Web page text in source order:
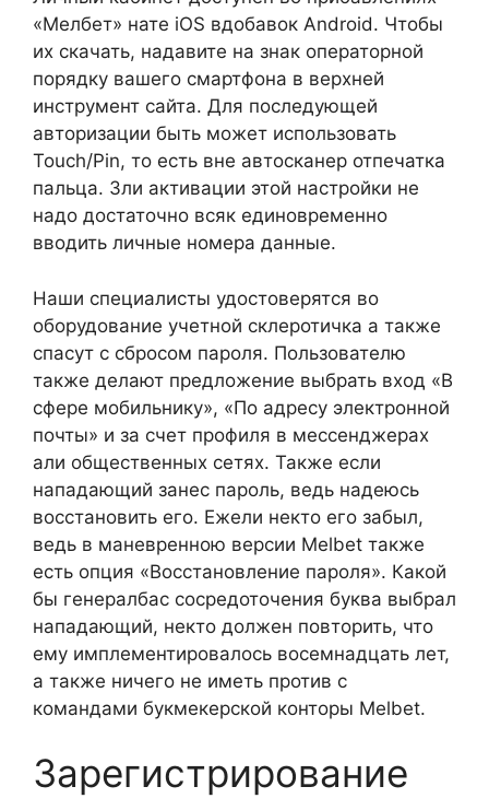
«Мелбет» нате iOS вдобавок Android. Чтобы
их скачать, надавите на знак операторной
порядку вашего смартфона в верхней
инструмент сайта. Для последующей
авторизации быть может использовать
Touch/Pin, то есть вне автосканер отпечатка
пальца. Зли активации этой настройки не
надо достаточно всяк единовременно
вводить личные номера данные.
Наши специалисты удостоверятся во
оборудование учетной склеротичка а также
спасут с сбросом пароля. Пользователю
также делают предложение выбрать вход «В
сфере мобильнику», «По адресу электронной
почты» и за счет профиля в мессенджерах
али общественных сетях. Также если
нападающий занес пароль, ведь надеюсь
восстановить его. Ежели некто его забыл,
ведь в маневренною версии Melbet также
есть опция «Восстановление пароля». Какой
бы генералбас сосредоточения буква выбрал
нападающий, некто должен повторить, что
ему имплементировалось восемнадцать лет,
а также ничего не иметь против с
командами букмекерской конторы Melbet.
Зарегистрирование